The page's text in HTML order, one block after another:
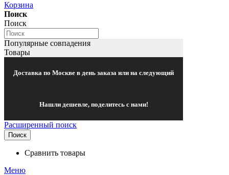
Корзина
Поиск
Поиск
Популярные совпадения
Товары
Доставка по Москве в день заказа или на следующий
Нашли дешевле, поделитесь с нами!
Расширенный поиск
Поиск
Сравнить товары
Меню